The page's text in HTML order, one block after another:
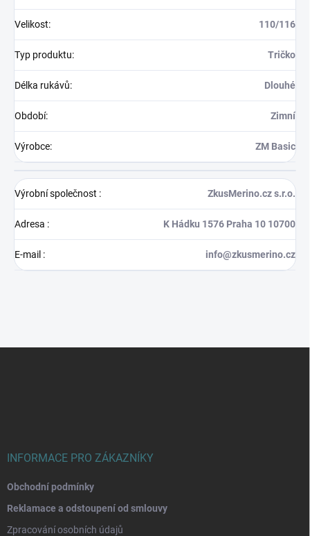
Velikost: 110/116
Typ produktu: Tričko
Délka rukávů: Dlouhé
Období: Zimní
Výrobce: ZM Basic
Výrobní společnost : ZkusMerino.cz s.r.o.
Adresa : K Hádku 1576 Praha 10 10700
E-mail : info@zkusmerino.cz
INFORMACE PRO ZÁKAZNÍKY
Obchodní podmínky
Reklamace a odstoupení od smlouvy
Zpracování osobních údajů